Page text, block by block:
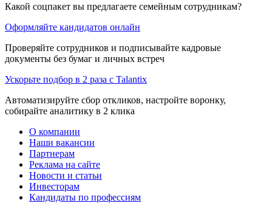
Какой соцпакет вы предлагаете семейным сотрудникам?
Оформляйте кандидатов онлайн
Проверяйте сотрудников и подписывайте кадровые
документы без бумаг и личных встреч
Ускорьте подбор в 2 раза с Talantix
Автоматизируйте сбор откликов, настройте воронку,
собирайте аналитику в 2 клика
О компании
Наши вакансии
Партнерам
Реклама на сайте
Новости и статьи
Инвесторам
Кандидаты по профессиям